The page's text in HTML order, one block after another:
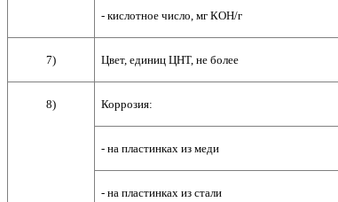
- кислотное число, мг КОН/г
7) Цвет, единиц ЦНТ, не более
8) Коррозия:
- на пластинках из меди
- на пластинках из стали